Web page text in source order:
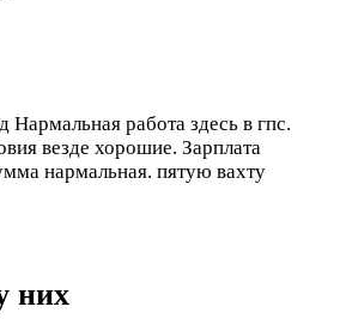
Нармальная работа здесь в гпс.
везде хорошие. Зарплата
нармальная. пятую вахту
них